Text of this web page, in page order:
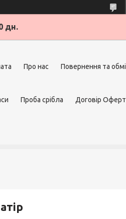
дн.
Про нас Повернення та
Проба срібла Договір